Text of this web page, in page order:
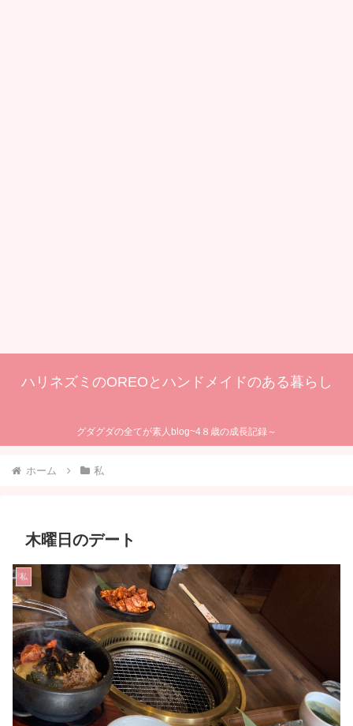
ハリネズミのOREOとハンドメイドのある暮らし
グダグダの全てが素人blog~4８歳の成長記録～
ホーム 私
木曜日のデート
私